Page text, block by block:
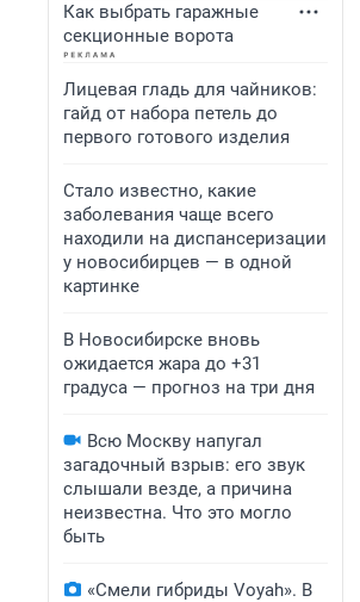
Как выбрать гаражные
секционные ворота
Лицевая гладь для чайников:
гайд от набора петель до
первого готового изделия
Стало известно, какие
заболевания чаще всего
находили на диспансеризации
у новосибирцев — в одной
картинке
В Новосибирске вновь
ожидается жара до +31
градуса — прогноз на три дня
Всю Москву напугал
загадочный взрыв: его звук
слышали везде, а причина
неизвестна. Что это могло
быть
«Смели гибриды Voyah». В